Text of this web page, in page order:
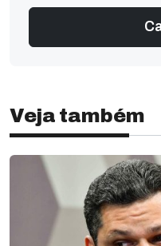
Veja também